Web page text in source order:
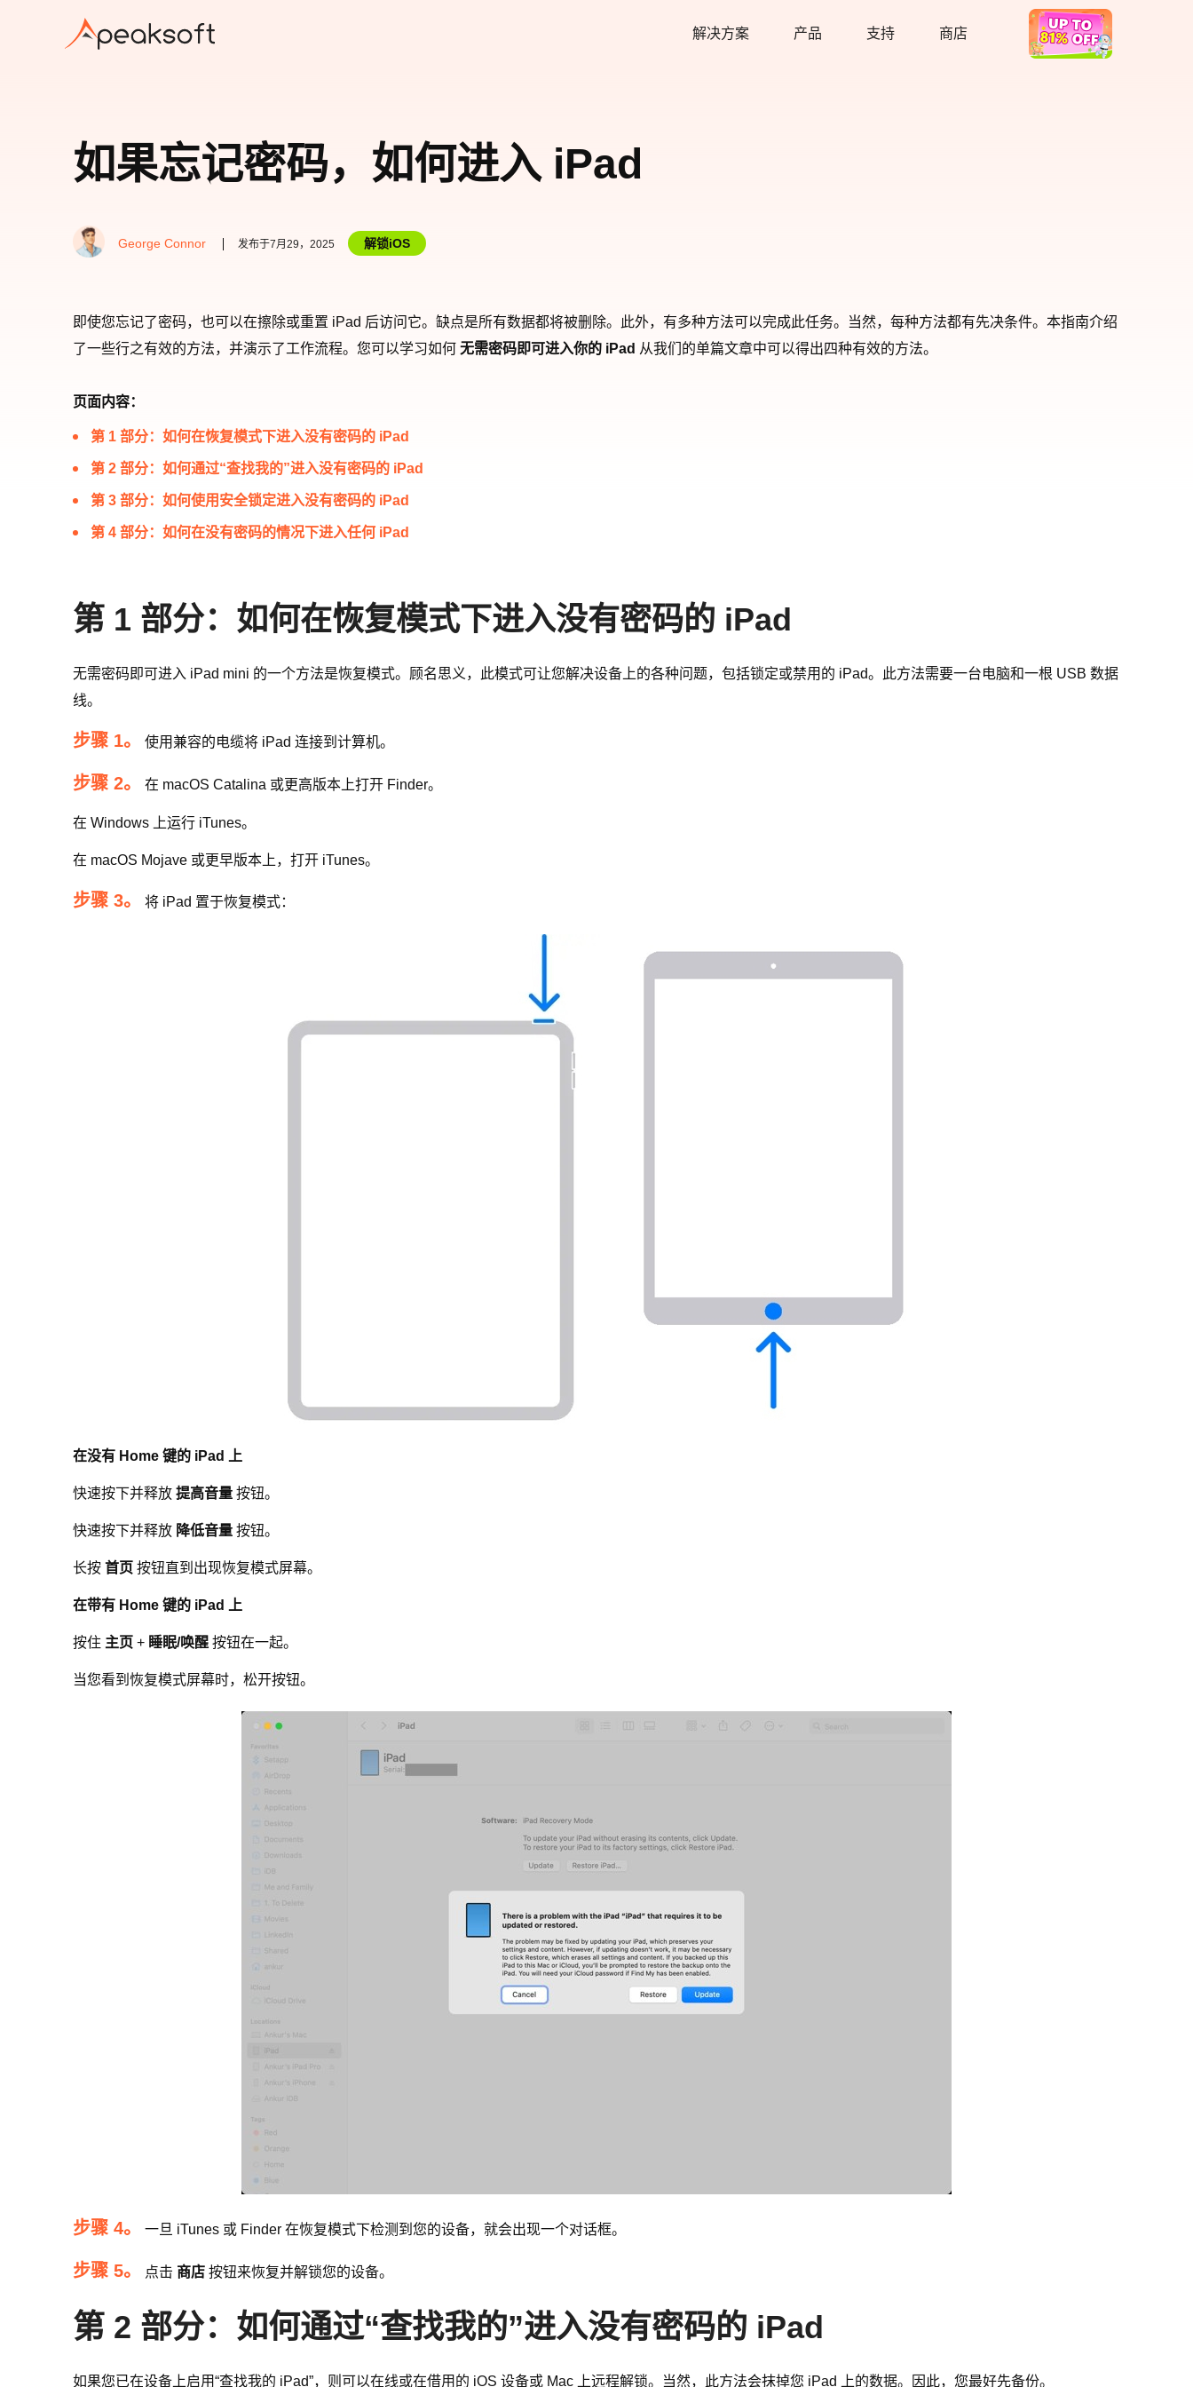
解决方案 产品 支持 商店
热卖
如果忘记密码，如何进入 iPad
George Connor 发布于7月29，2025 解锁iOS
即使您忘记了密码，也可以在擦除或重置 iPad 后访问它。缺点是所有数据都将被删除。此外，有多种方法可以完成此任务。当然，每种方法都有先决条件。本指南介绍
了一些行之有效的方法，并演示了工作流程。您可以学习如何 无需密码即可进入你的 iPad 从我们的单篇文章中可以得出四种有效的方法。
页面内容：
第 1 部分：如何在恢复模式下进入没有密码的 iPad
第 2 部分：如何通过“查找我的”进入没有密码的 iPad
第 3 部分：如何使用安全锁定进入没有密码的 iPad
第 4 部分：如何在没有密码的情况下进入任何 iPad
第 1 部分：如何在恢复模式下进入没有密码的 iPad
无需密码即可进入 iPad mini 的一个方法是恢复模式。顾名思义，此模式可让您解决设备上的各种问题，包括锁定或禁用的 iPad。此方法需要一台电脑和一根 USB 数据
线。
步骤 1。 使用兼容的电缆将 iPad 连接到计算机。
步骤 2。 在 macOS Catalina 或更高版本上打开 Finder。
在 Windows 上运行 iTunes。
在 macOS Mojave 或更早版本上，打开 iTunes。
步骤 3。 将 iPad 置于恢复模式：
在没有 Home 键的 iPad 上
快速按下并释放 提高音量 按钮。
快速按下并释放 降低音量 按钮。
长按 首页 按钮直到出现恢复模式屏幕。
在带有 Home 键的 iPad 上
按住 主页 + 睡眠/唤醒 按钮在一起。
当您看到恢复模式屏幕时，松开按钮。
步骤 4。 一旦 iTunes 或 Finder 在恢复模式下检测到您的设备，就会出现一个对话框。
步骤 5。 点击 商店 按钮来恢复并解锁您的设备。
第 2 部分：如何通过“查找我的”进入没有密码的 iPad
如果您已在设备上启用“查找我的 iPad”，则可以在线或在借用的 iOS 设备或 Mac 上远程解锁。当然，此方法会抹掉您 iPad 上的数据。因此，您最好先备份。